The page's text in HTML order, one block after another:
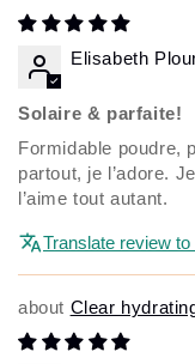
Elisabeth
Solaire & parfaite!
Formidable poudre,
partout, je l’adore.
l’aime tout autant.
Translate review to
Clear